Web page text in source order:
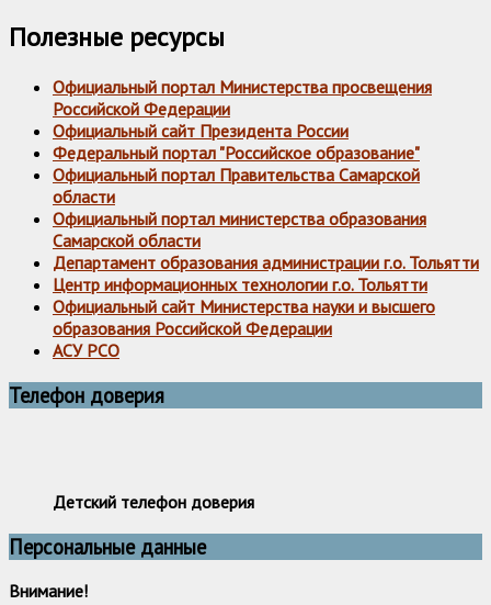
Полезные ресурсы
Официальный портал Министерства просвещения
Российской Федерации
Официальный сайт Президента России
Федеральный портал "Российское образование"
Официальный портал Правительства Самарской
области
Официальный портал министерства образования
Самарской области
Департамент образования администрации г.о. Тольятти
Центр информационных технологии г.о. Тольятти
Официальный сайт Министерства науки и высшего
образования Российской Федерации
АСУ РСО
Телефон доверия
Детский телефон доверия
Персональные данные
Внимание!